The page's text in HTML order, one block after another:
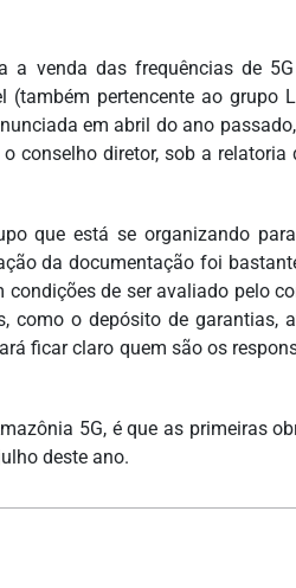
a venda das frequências de
(também pertencente ao grupo
em abril do ano
conselho diretor, sob a
que está se organizando
da documentação foi
de ser avaliado pelo
o depósito de garantias,
ficar claro quem são os
5G, é que as primeiras
deste ano.